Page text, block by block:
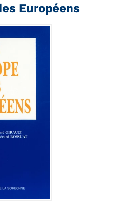
Européens